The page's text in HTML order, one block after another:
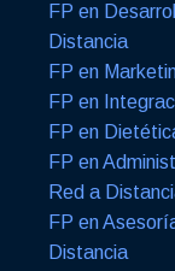
FP en
Distancia
FP en
FP en
FP en
FP en
Red a
FP en
Distancia